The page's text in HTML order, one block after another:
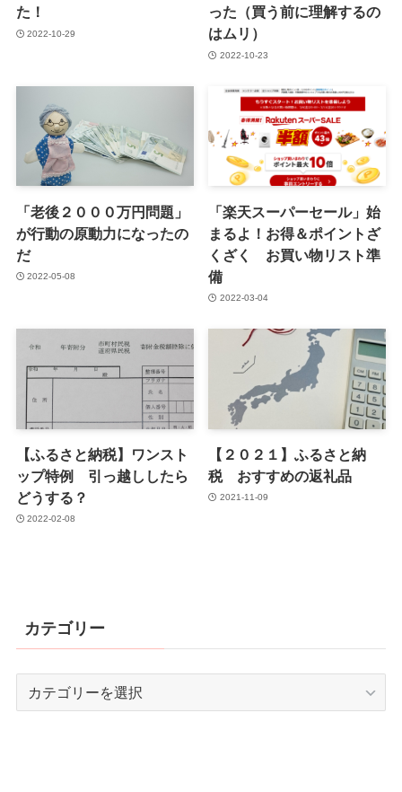
た！
2022-10-29
った（買う前に理解するの
はムリ）
2022-10-23
「老後２０００万円問題」
が行動の原動力になったの
だ
2022-05-08
「楽天スーパーセール」始
まるよ！お得＆ポイントざ
くざく お買い物リスト準
備
2022-03-04
【ふるさと納税】ワンスト
ップ特例 引っ越ししたら
どうする？
2022-02-08
【２０２１】ふるさと納
税 おすすめの返礼品
2021-11-09
カテゴリー